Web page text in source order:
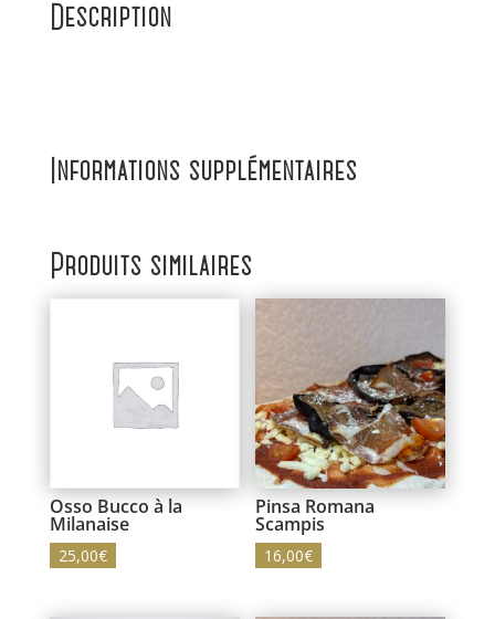
Description
Informations supplémentaires
Produits similaires
Osso Bucco à la
Milanaise
25,00€
Pinsa Romana
Scampis
16,00€